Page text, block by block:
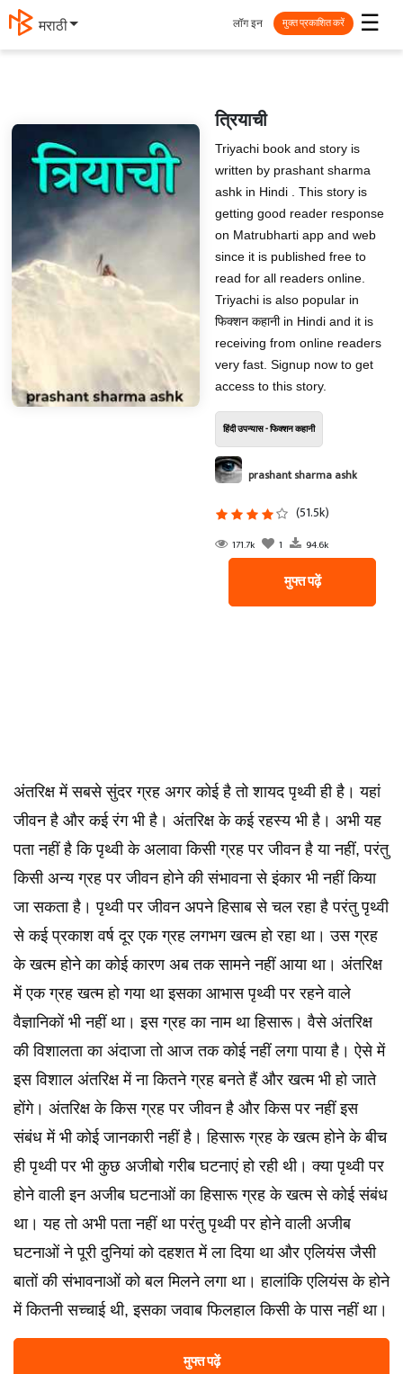
मराठी ☰
लॉग इन मुक्त प्रकाशित करें
त्रियाची
Triyachi book and story is
written by prashant sharma
ashk in Hindi . This story is
getting good reader response
on Matrubharti app and web
since it is published free to
read for all readers online.
Triyachi is also popular in
फिक्शन कहानी in Hindi and it is
receiving from online readers
very fast. Signup now to get
access to this story.
हिंदी उपन्यास - फिक्शन कहानी
prashant sharma ashk
(51.5k)
171.7k 1 94.6k
मुफ्त पढ़ें
अंतरिक्ष में सबसे सुंदर ग्रह अगर कोई है तो शायद पृथ्वी ही है। यहां
जीवन है और कई रंग भी है। अंतरिक्ष के कई रहस्य भी है। अभी यह
पता नहीं है कि पृथ्वी के अलावा किसी ग्रह पर जीवन है या नहीं, परंतु
किसी अन्य ग्रह पर जीवन होने की संभावना से इंकार भी नहीं किया
जा सकता है। पृथ्वी पर जीवन अपने हिसाब से चल रहा है परंतु पृथ्वी
से कई प्रकाश वर्ष दूर एक ग्रह लगभग खत्म हो रहा था। उस ग्रह
के खत्म होने का कोई कारण अब तक सामने नहीं आया था। अंतरिक्ष
में एक ग्रह खत्म हो गया था इसका आभास पृथ्वी पर रहने वाले
वैज्ञानिकों भी नहीं था। इस ग्रह का नाम था हिसारू। वैसे अंतरिक्ष
की विशालता का अंदाजा तो आज तक कोई नहीं लगा पाया है। ऐसे में
इस विशाल अंतरिक्ष में ना कितने ग्रह बनते हैं और खत्म भी हो जाते
होंगे। अंतरिक्ष के किस ग्रह पर जीवन है और किस पर नहीं इस
संबंध में भी कोई जानकारी नहीं है। हिसारू ग्रह के खत्म होने के बीच
ही पृथ्वी पर भी कुछ अजीबो गरीब घटनाएं हो रही थी। क्या पृथ्वी पर
होने वाली इन अजीब घटनाओं का हिसारू ग्रह के खत्म से कोई संबंध
था। यह तो अभी पता नहीं था परंतु पृथ्वी पर होने वाली अजीब
घटनाओं ने पूरी दुनियां को दहशत में ला दिया था और एलियंस जैसी
बातों की संभावनाओं को बल मिलने लगा था। हालांकि एलियंस के होने
में कितनी सच्चाई थी, इसका जवाब फिलहाल किसी के पास नहीं था।
मुफ्त पढ़ें